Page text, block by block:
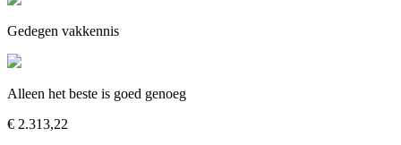
Gedegen vakkennis
Alleen het beste is goed genoeg
€ 2.313,22